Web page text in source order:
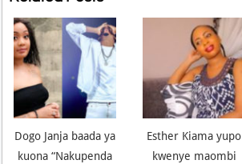
Dogo Janja baada ya
kuona “Nakupenda
Esther Kiama yupo
kwenye maombi